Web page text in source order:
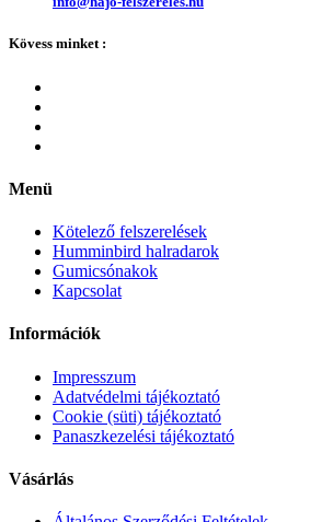
Kövess minket :
Menü
Kötelező felszerelések
Humminbird halradarok
Gumicsónakok
Kapcsolat
Információk
Impresszum
Adatvédelmi tájékoztató
Cookie (süti) tájékoztató
Panaszkezelési tájékoztató
Vásárlás